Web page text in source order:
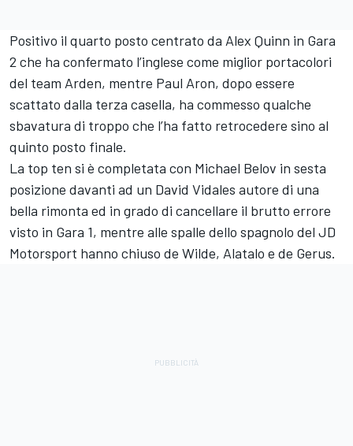
Positivo il quarto posto centrato da Alex Quinn in Gara
2 che ha confermato l’inglese come miglior portacolori
del team Arden, mentre Paul Aron, dopo essere
scattato dalla terza casella, ha commesso qualche
sbavatura di troppo che l’ha fatto retrocedere sino al
quinto posto finale.
La top ten si è completata con Michael Belov in sesta
posizione davanti ad un David Vidales autore di una
bella rimonta ed in grado di cancellare il brutto errore
visto in Gara 1, mentre alle spalle dello spagnolo del JD
Motorsport hanno chiuso de Wilde, Alatalo e de Gerus.